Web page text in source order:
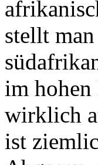
stellt
im
wirklich
ist